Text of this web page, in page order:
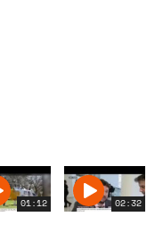
01:12 02:32